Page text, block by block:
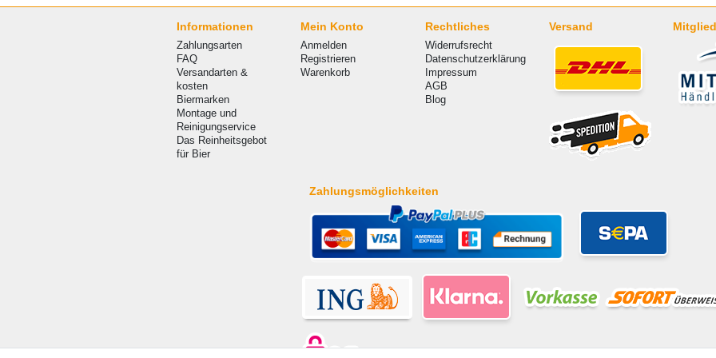
Informationen
Zahlungsarten
FAQ
Versandarten &
kosten
Biermarken
Montage und
Reinigungservice
Das Reinheitsgebot
für Bier
Mein Konto
Anmelden
Registrieren
Warenkorb
Rechtliches
Widerrufsrecht
Datenschutzerklärung
Impressum
AGB
Blog
Versand
Zahlungsmöglichkeiten